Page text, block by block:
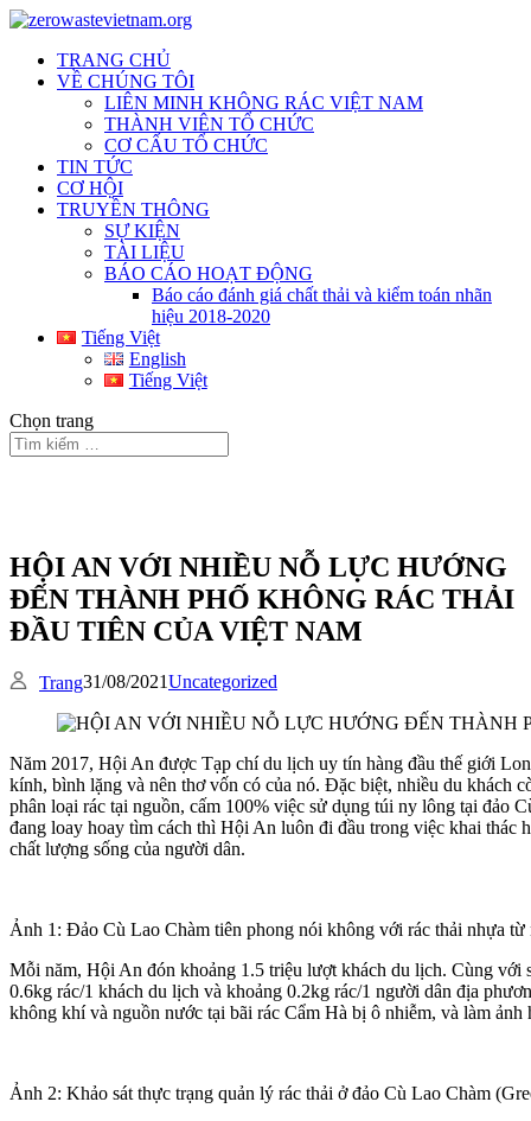
TRANG CHỦ
VỀ CHÚNG TÔI
LIÊN MINH KHÔNG RÁC VIỆT NAM
THÀNH VIÊN TỔ CHỨC
CƠ CẤU TỔ CHỨC
TIN TỨC
CƠ HỘI
TRUYỀN THÔNG
SỰ KIỆN
TÀI LIỆU
BÁO CÁO HOẠT ĐỘNG
Báo cáo đánh giá chất thải và kiểm toán nhãn
hiệu 2018-2020
Tiếng Việt
English
Tiếng Việt
Chọn trang
HỘI AN VỚI NHIỀU NỖ LỰC HƯỚNG
ĐẾN THÀNH PHỐ KHÔNG RÁC THẢI
ĐẦU TIÊN CỦA VIỆT NAM
Trang31/08/2021Uncategorized
Năm 2017, Hội An được Tạp chí du lịch uy tín hàng đầu thế giới
kính, bình lặng và nên thơ vốn có của nó. Đặc biệt, nhiều du khách
phân loại rác tại nguồn, cấm 100% việc sử dụng túi ny lông tại đảo
đang loay hoay tìm cách thì Hội An luôn đi đầu trong việc khai thác
chất lượng sống của người dân.
Ảnh 1: Đảo Cù Lao Chàm tiên phong nói không với rác thải nhựa từ
Mỗi năm, Hội An đón khoảng 1.5 triệu lượt khách du lịch. Cùng với
0.6kg rác/1 khách du lịch và khoảng 0.2kg rác/1 người dân địa
không khí và nguồn nước tại bãi rác Cẩm Hà bị ô nhiễm, và làm
Ảnh 2: Khảo sát thực trạng quản lý rác thải ở đảo Cù Lao Chàm